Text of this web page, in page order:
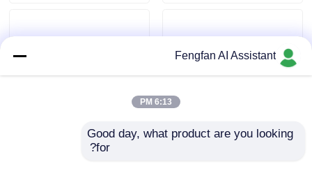
اتصل بنا
اطلب عرض أسعار
الألومنيوم و سبيكة
Fengfan AI Assistant
6:13 PM
Good day, what product are you looking
for?